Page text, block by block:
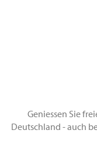
Geniessen Sie
Deutschland - auch